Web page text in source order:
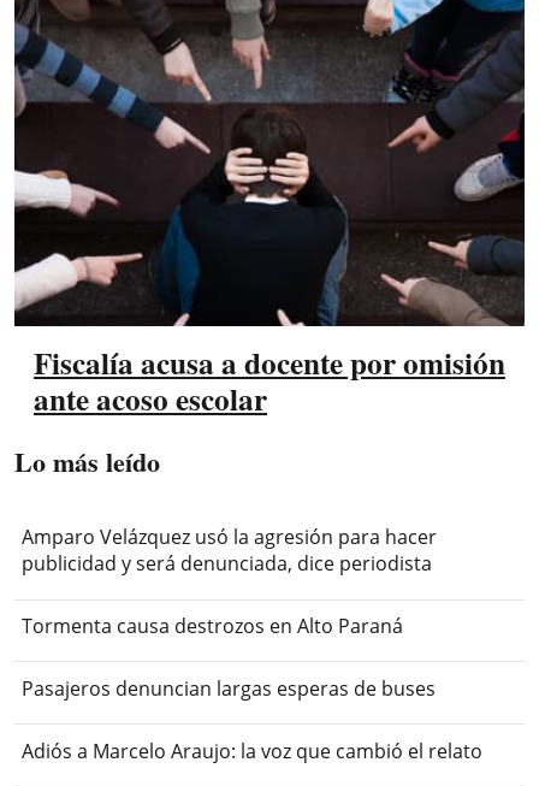
Fiscalía acusa a docente por omisión
ante acoso escolar
Lo más leído
Amparo Velázquez usó la agresión para hacer
publicidad y será denunciada, dice periodista
Tormenta causa destrozos en Alto Paraná
Pasajeros denuncian largas esperas de buses
Adiós a Marcelo Araujo: la voz que cambió el relato